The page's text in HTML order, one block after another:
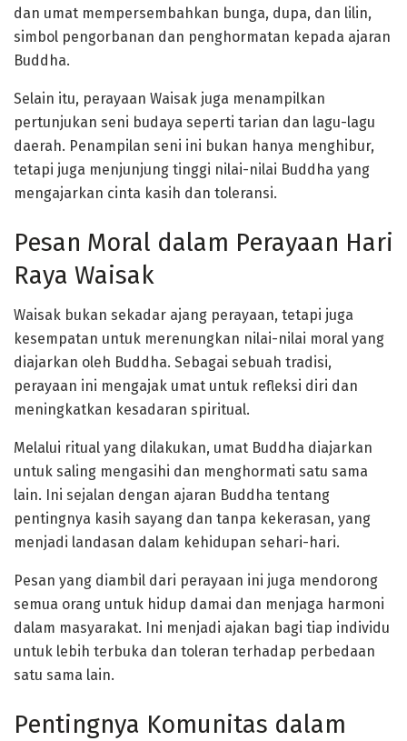
dan umat mempersembahkan bunga, dupa, dan lilin,
simbol pengorbanan dan penghormatan kepada ajaran
Buddha.
Selain itu, perayaan Waisak juga menampilkan
pertunjukan seni budaya seperti tarian dan lagu-lagu
daerah. Penampilan seni ini bukan hanya menghibur,
tetapi juga menjunjung tinggi nilai-nilai Buddha yang
mengajarkan cinta kasih dan toleransi.
Pesan Moral dalam Perayaan Hari
Raya Waisak
Waisak bukan sekadar ajang perayaan, tetapi juga
kesempatan untuk merenungkan nilai-nilai moral yang
diajarkan oleh Buddha. Sebagai sebuah tradisi,
perayaan ini mengajak umat untuk refleksi diri dan
meningkatkan kesadaran spiritual.
Melalui ritual yang dilakukan, umat Buddha diajarkan
untuk saling mengasihi dan menghormati satu sama
lain. Ini sejalan dengan ajaran Buddha tentang
pentingnya kasih sayang dan tanpa kekerasan, yang
menjadi landasan dalam kehidupan sehari-hari.
Pesan yang diambil dari perayaan ini juga mendorong
semua orang untuk hidup damai dan menjaga harmoni
dalam masyarakat. Ini menjadi ajakan bagi tiap individu
untuk lebih terbuka dan toleran terhadap perbedaan
satu sama lain.
Pentingnya Komunitas dalam